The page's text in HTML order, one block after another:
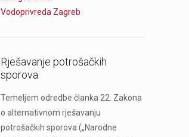
Vodoprivreda Zagreb
Rješavanje potrošačkih
sporova
Temeljem odredbe članka 22. Zakona
o alternativnom rješavanju
potrošačkih sporova („Narodne